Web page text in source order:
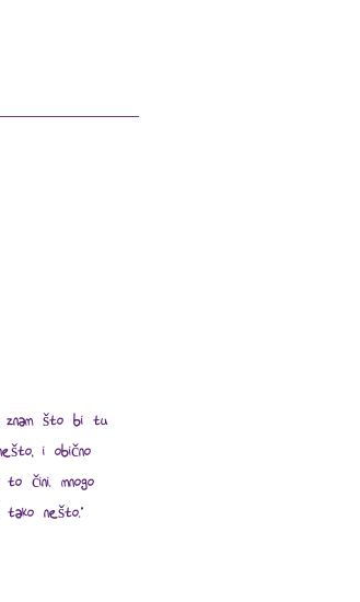
znam što bi tu
i obično
čini. mnogo
nešto."